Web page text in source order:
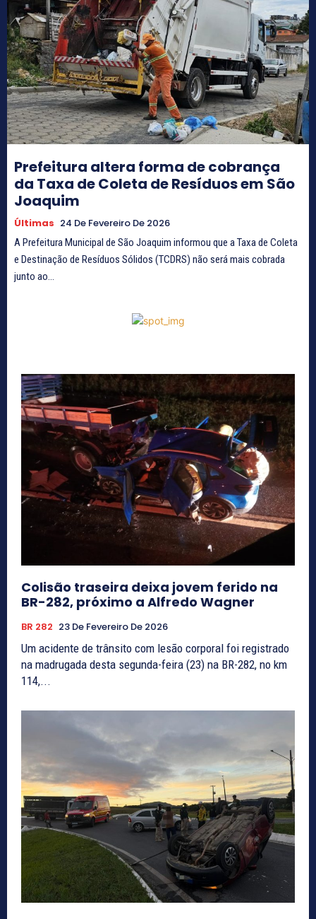
Prefeitura altera forma de cobrança
da Taxa de Coleta de Resíduos em São
Joaquim
Últimas 24 De Fevereiro De 2026
A Prefeitura Municipal de São Joaquim informou que a Taxa de Coleta
e Destinação de Resíduos Sólidos (TCDRS) não será mais cobrada
junto ao...
Colisão traseira deixa jovem ferido na
BR-282, próximo a Alfredo Wagner
BR 282 23 De Fevereiro De 2026
Um acidente de trânsito com lesão corporal foi registrado
na madrugada desta segunda-feira (23) na BR-282, no km
114,...